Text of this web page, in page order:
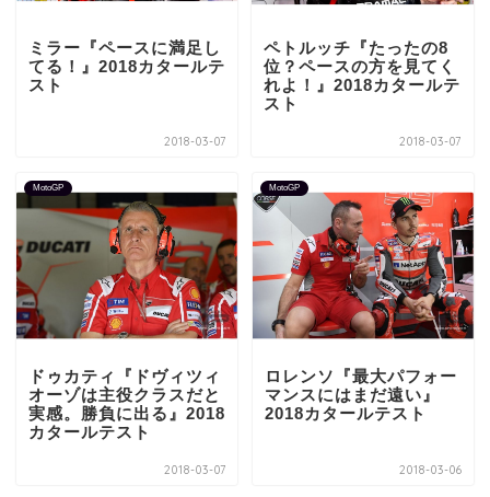
ミラー『ペースに満足し
てる！』2018カタールテ
スト
2018-03-07
ペトルッチ『たったの8
位？ペースの方を見てく
れよ！』2018カタールテ
スト
2018-03-07
MotoGP
ドゥカティ『ドヴィツィ
オーゾは主役クラスだと
実感。勝負に出る』2018
カタールテスト
2018-03-07
MotoGP
ロレンソ『最大パフォー
マンスにはまだ遠い』
2018カタールテスト
2018-03-06